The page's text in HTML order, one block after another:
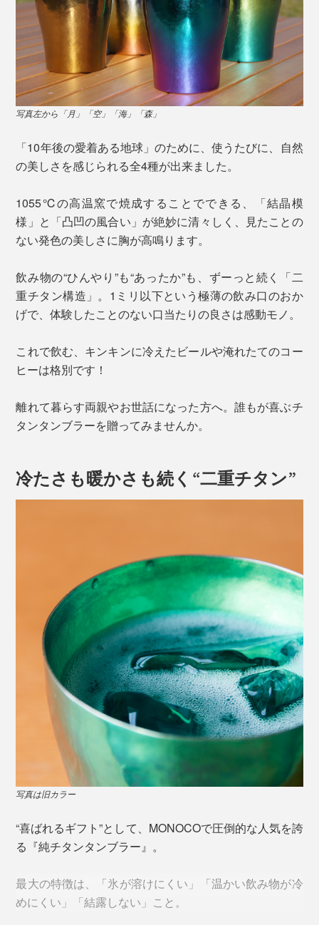
写真左から「月」「空」「海」「森」
「10年後の愛着ある地球」のために、使うたびに、自然
の美しさを感じられる全4種が出来ました。
1055℃の高温窯で焼成することでできる、「結晶模
様」と「凸凹の風合い」が絶妙に清々しく、見たことの
ない発色の美しさに胸が高鳴ります。
飲み物の“ひんやり”も“あったか”も、ずーっと続く「二
重チタン構造」。1ミリ以下という極薄の飲み口のおか
げで、体験したことのない口当たりの良さは感動モノ。
これで飲む、キンキンに冷えたビールや淹れたてのコー
ヒーは格別です！
離れて暮らす両親やお世話になった方へ。誰もが喜ぶチ
タンタンブラーを贈ってみませんか。
冷たさも暖かさも続く“二重チタン”
写真は旧カラー
“喜ばれるギフト”として、MONOCOで圧倒的な人気を誇
る『純チタンタンブラー』。
最大の特徴は、「氷が溶けにくい」「温かい飲み物が冷
めにくい」「結露しない」こと。